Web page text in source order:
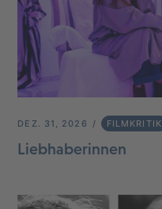
DEZ. 31, 2026 FILMKRITIK
Liebhaberinnen